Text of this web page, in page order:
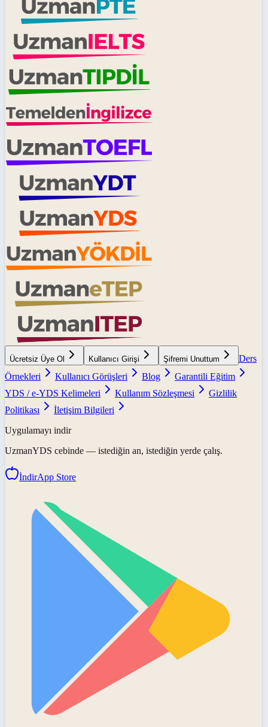
Ücretsiz Üye Ol Kullanıcı Girişi Şifremi Unuttum
Ders
Örnekleri
Kullanıcı Görüşleri Blog
Garantili Eğitim
YDS / e-YDS Kelimeleri
Kullanım Sözleşmesi
Gizlilik
Politikası
İletişim Bilgileri
Uygulamayı indir
UzmanYDS cebinde — istediğin an, istediğin yerde çalış.
İndirApp Store